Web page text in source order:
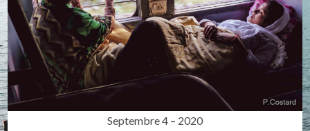
Septembre 4 – 2020